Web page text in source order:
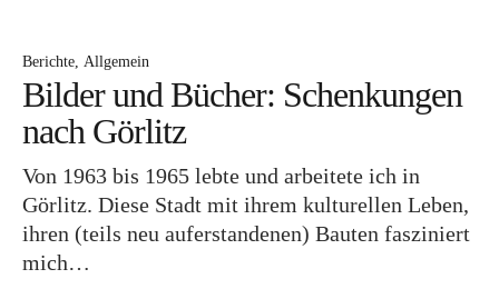
Der Verein
Satzung
Mitglied werden
Berichte Allgemein
Bilder und Bücher: Schenkungen
nach Görlitz
Von 1963 bis 1965 lebte und arbeitete ich in
Görlitz. Diese Stadt mit ihrem kulturellen Leben,
ihren (teils neu auferstandenen) Bauten fasziniert
mich…